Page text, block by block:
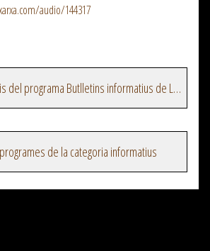
audio/144317
Veure més episodis del programa Butlletins informatius de La Xarxa
de la categoria informatius